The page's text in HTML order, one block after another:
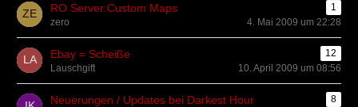
RO Server:Custom Maps
1
zero
4. Mai 2009 um 22:28
Ebay = Scheiße
12
Lauschgift
10. April 2009 um 08:56
Neuerungen / Updates bei Darkest Hour
8